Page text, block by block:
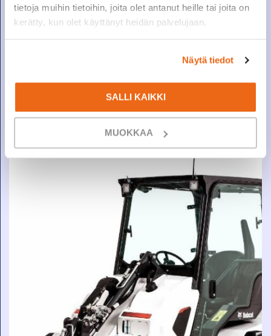
tietoja muihin tietoihin, joita olet antanut heille tai joita on
kerätty, kun olet käyttänyt heidän palvelujaan.
Näytä tiedot
SALLI KAIKKI
MUOKKAA
+ ALV
BOBCAT S510 SIISTI JA VÄHÄN AJETTU!
KATSO LISÄTIEDOT